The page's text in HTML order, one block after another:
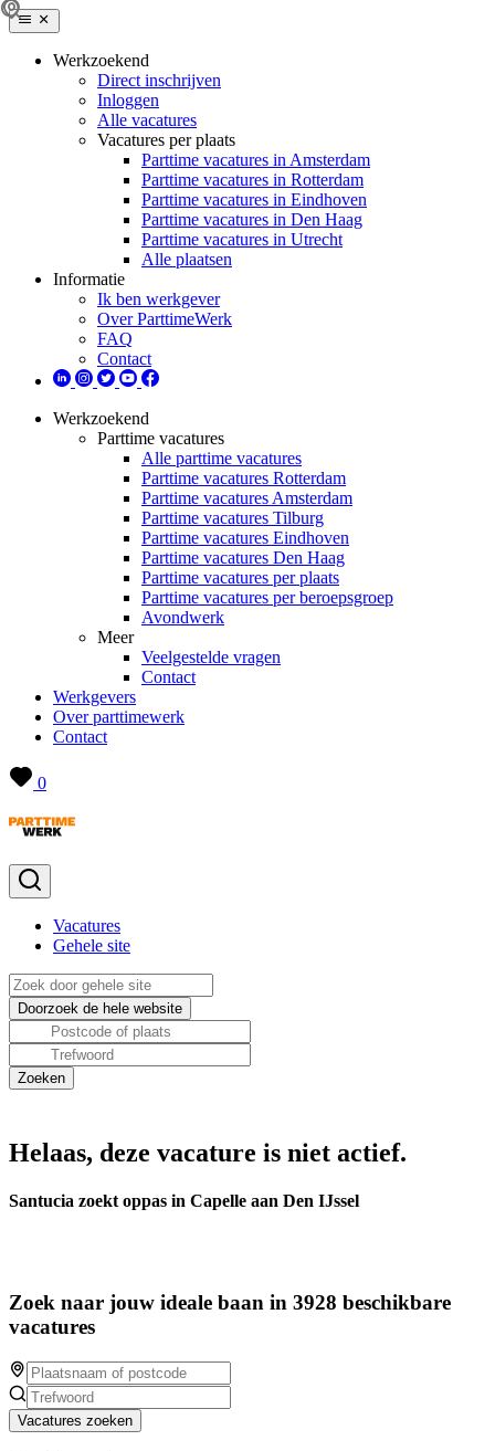
Werkzoekend
Direct inschrijven
Inloggen
Alle vacatures
Vacatures per plaats
Parttime vacatures in Amsterdam
Parttime vacatures in Rotterdam
Parttime vacatures in Eindhoven
Parttime vacatures in Den Haag
Parttime vacatures in Utrecht
Alle plaatsen
Informatie
Ik ben werkgever
Over ParttimeWerk
FAQ
Contact
Werkzoekend
Parttime vacatures
Alle parttime vacatures
Parttime vacatures Rotterdam
Parttime vacatures Amsterdam
Parttime vacatures Tilburg
Parttime vacatures Eindhoven
Parttime vacatures Den Haag
Parttime vacatures per plaats
Parttime vacatures per beroepsgroep
Avondwerk
Meer
Veelgestelde vragen
Contact
Werkgevers
Over parttimewerk
Contact
0
Vacatures
Gehele site
Helaas, deze vacature is niet actief.
Santucia zoekt oppas in Capelle aan Den IJssel
Zoek naar jouw ideale baan in 3928 beschikbare
vacatures
Vacatures zoeken